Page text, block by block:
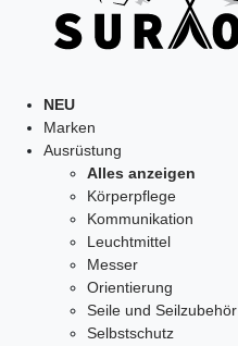
NEU
Marken
Ausrüstung
Alles anzeigen
Körperpflege
Kommunikation
Leuchtmittel
Messer
Orientierung
Seile und Seilzubehör
Selbstschutz